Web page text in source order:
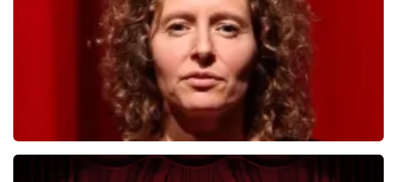
BESTEL NU
Esther van der Voort